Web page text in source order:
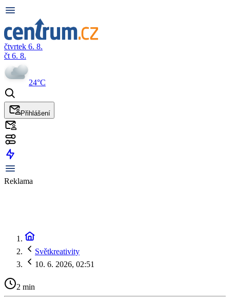
čtvrtek 6. 8.
čt 6. 8.
24°C
Přihlášení
Reklama
Světkreativity
10. 6. 2026, 02:51
2 min